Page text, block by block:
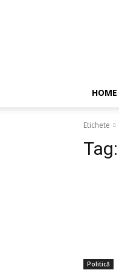
HOME
Etichete
Tag:
Politică